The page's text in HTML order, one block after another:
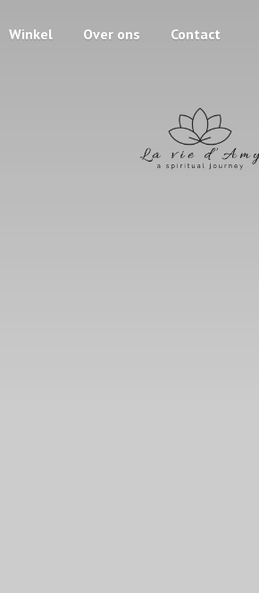
Winkel Over ons Contact